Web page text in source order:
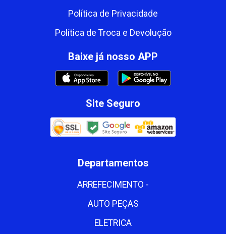
Política de Privacidade
Política de Troca e Devolução
Baixe já nosso APP
Site Seguro
Departamentos
ARREFECIMENTO -
AUTO PEÇAS
ELETRICA